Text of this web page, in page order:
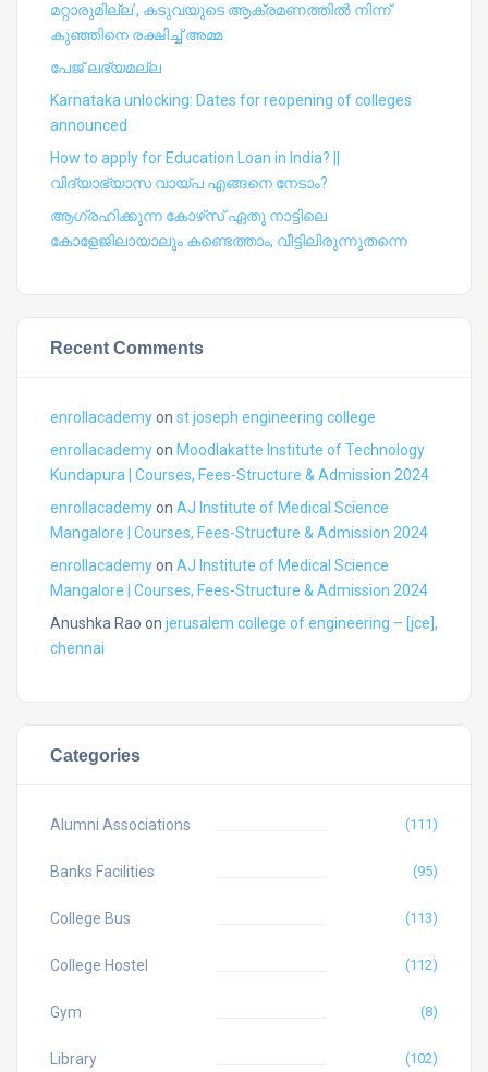
മറ്റാരുമില്ല’, കടുവയുടെ ആക്രമണത്തില്‍ നിന്ന്
കുഞ്ഞിനെ രക്ഷിച്ച് അമ്മ
പേജ് ലഭ്യമല്ല
Karnataka unlocking: Dates for reopening of colleges
announced
How to apply for Education Loan in India? ||
വിദ്യാഭ്യാസ വായ്പ എങ്ങനെ നേടാം?
ആഗ്രഹിക്കുന്ന കോഴ്‍സ് ഏതു നാട്ടിലെ
കോളേജിലായാലും കണ്ടെത്താം, വീട്ടിലിരുന്നുതന്നെ
Recent Comments
enrollacademyon st joseph engineering college
enrollacademyon Moodlakatte Institute of Technology
Kundapura | Courses, Fees-Structure & Admission 2024
enrollacademyon AJ Institute of Medical Science
Mangalore | Courses, Fees-Structure & Admission 2024
enrollacademyon AJ Institute of Medical Science
Mangalore | Courses, Fees-Structure & Admission 2024
Anushka Rao on jerusalem college of engineering – [jce],
chennai
Categories
Alumni Associations (111)
Banks Facilities (95)
College Bus (113)
College Hostel (112)
Gym (8)
Library (102)